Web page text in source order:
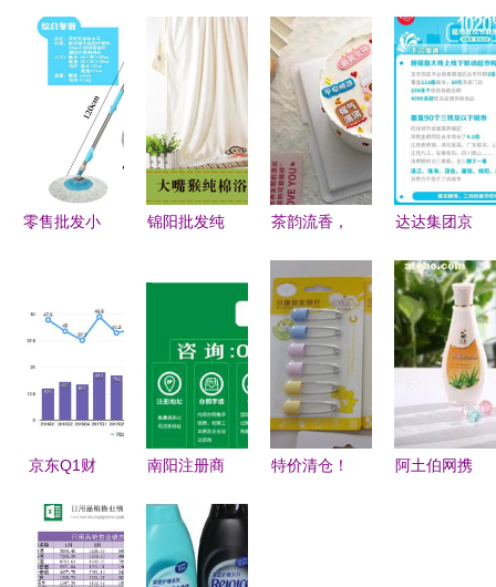
零售批发小
金典设计更
市场新热潮
锦阳批发纯
柔软吸水，
品质之选
——祥韵日
用品伴您日
常舒适
茶韵流香，
递温情祝福
达达集团京
1020超市
狂欢节战报
超市日用品
销售额同比
翻番
京东Q1财
比上涨、用
户增速创新
南阳注册商
具体流程及
费用 以日
特价清仓！
阿土伯网携